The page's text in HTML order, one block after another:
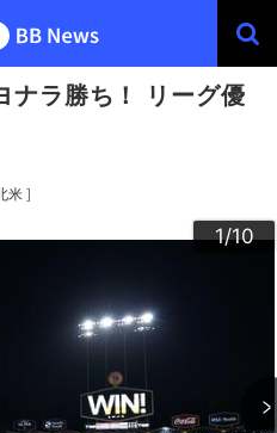
ナラ勝ち！ リーグ優
米 ]
1/10
2/10
3/10
4/10
5/10
6/10
7/10
8/10
9/10
10/10